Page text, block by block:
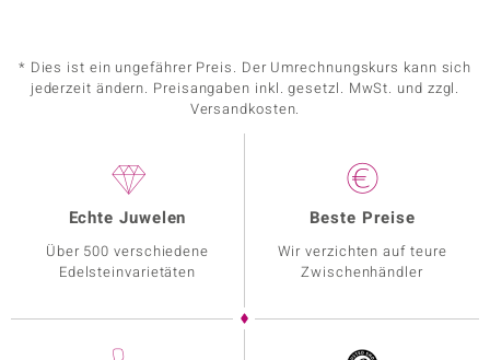
* Dies ist ein ungefährer Preis. Der Umrechnungskurs kann sich
jederzeit ändern. Preisangaben inkl. gesetzl. MwSt. und zzgl.
Versandkosten.
Echte Juwelen
Über 500 verschiedene
Edelsteinvarietäten
Beste Preise
Wir verzichten auf teure
Zwischenhändler